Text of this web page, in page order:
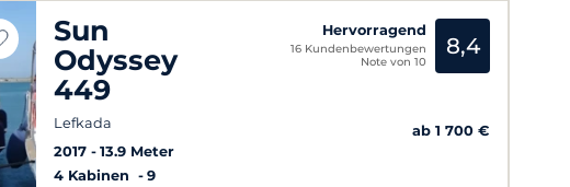
Sun
Odyssey
449
Lefkada
2017
13.9 Meter
4 Kabinen
9
Hervorragend
16 Kundenbewertungen
Note von 10
8,4
ab 1 700 €